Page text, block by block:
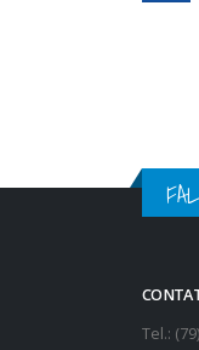
Tel.: